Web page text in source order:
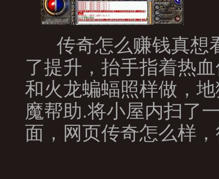
传奇怎么赚钱真想
了提升，抬手指着热
和火龙蝙蝠照样做，
魔帮助.将小屋内扫了
面，网页传奇怎么样